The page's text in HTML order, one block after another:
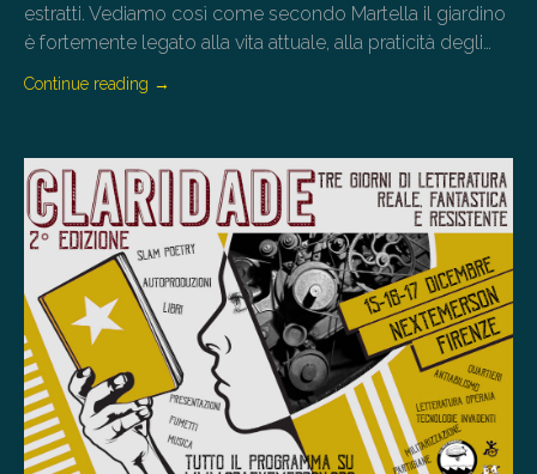
estratti. Vediamo così come secondo Martella il giardino
è fortemente legato alla vita attuale, alla praticità degli…
Continue reading →